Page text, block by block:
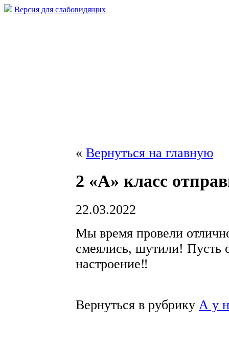
Версия для слабовидящих
« Вернуться на главную
2 «А» класс
22.03.2022
Мы время провели
смеялись, шутили! Пусть
настроение‼
Вернуться в рубрику А у